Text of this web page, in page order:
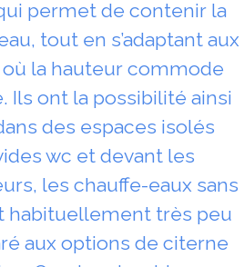
permet de contenir la
tout en s’adaptant aux
la hauteur commode
Ils ont la possibilité ainsi
des espaces isolés
wc et devant les
les chauffe-eaux sans
habituellement très peu
aux options de citerne